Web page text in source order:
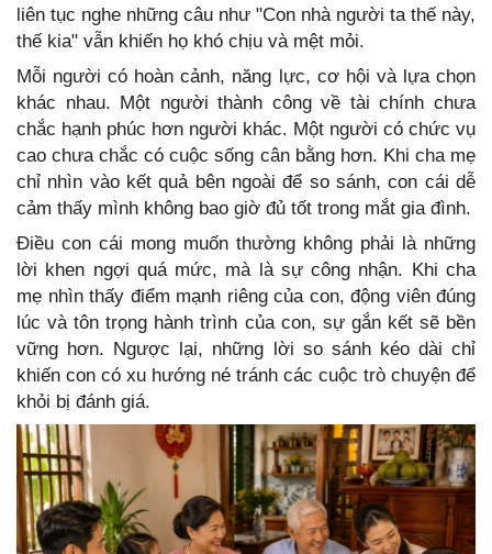
liên tục nghe những câu như "Con nhà người ta thế này,
thế kia" vẫn khiến họ khó chịu và mệt mỏi.
Mỗi người có hoàn cảnh, năng lực, cơ hội và lựa chọn
khác nhau. Một người thành công về tài chính chưa
chắc hạnh phúc hơn người khác. Một người có chức vụ
cao chưa chắc có cuộc sống cân bằng hơn. Khi cha mẹ
chỉ nhìn vào kết quả bên ngoài để so sánh, con cái dễ
cảm thấy mình không bao giờ đủ tốt trong mắt gia đình.
Điều con cái mong muốn thường không phải là những
lời khen ngợi quá mức, mà là sự công nhận. Khi cha
mẹ nhìn thấy điểm mạnh riêng của con, động viên đúng
lúc và tôn trọng hành trình của con, sự gắn kết sẽ bền
vững hơn. Ngược lại, những lời so sánh kéo dài chỉ
khiến con có xu hướng né tránh các cuộc trò chuyện để
khỏi bị đánh giá.